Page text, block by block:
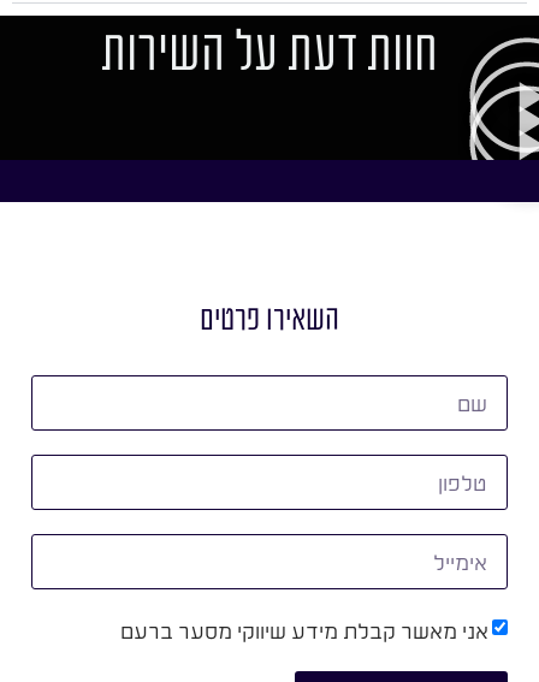
חוות דעת על השירות
השאירו פרטים
אני מאשר קבלת מידע שיווקי מסער ברעם